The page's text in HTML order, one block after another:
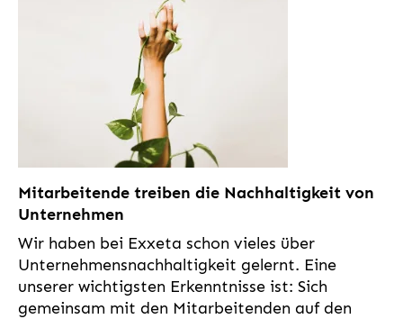
Mitarbeitende treiben die Nachhaltigkeit von
Unternehmen
Wir haben bei Exxeta schon vieles über
Unternehmensnachhaltigkeit gelernt. Eine
unserer wichtigsten Erkenntnisse ist: Sich
gemeinsam mit den Mitarbeitenden auf den